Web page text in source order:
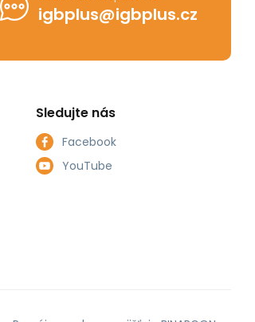
igbplus@igbplus.cz
Sledujte nás
Facebook
YouTube